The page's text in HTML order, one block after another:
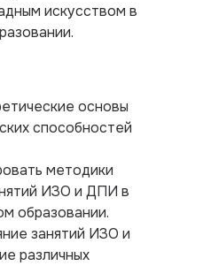
искусством в
основы
способностей
методики
ИЗО и ДПИ в
образовании.
занятий ИЗО и
различных